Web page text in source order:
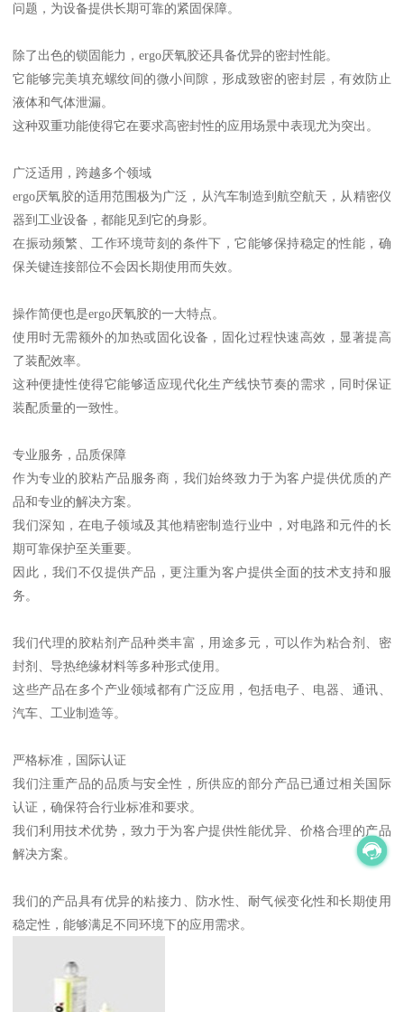
问题，为设备提供长期可靠的紧固保障。
除了出色的锁固能力，ergo厌氧胶还具备优异的密封性能。
它能够完美填充螺纹间的微小间隙，形成致密的密封层，有效防止
液体和气体泄漏。
这种双重功能使得它在要求高密封性的应用场景中表现尤为突出。
广泛适用，跨越多个领域
ergo厌氧胶的适用范围极为广泛，从汽车制造到航空航天，从精密仪
器到工业设备，都能见到它的身影。
在振动频繁、工作环境苛刻的条件下，它能够保持稳定的性能，确
保关键连接部位不会因长期使用而失效。
操作简便也是ergo厌氧胶的一大特点。
使用时无需额外的加热或固化设备，固化过程快速高效，显著提高
了装配效率。
这种便捷性使得它能够适应现代化生产线快节奏的需求，同时保证
装配质量的一致性。
专业服务，品质保障
作为专业的胶粘产品服务商，我们始终致力于为客户提供优质的产
品和专业的解决方案。
我们深知，在电子领域及其他精密制造行业中，对电路和元件的长
期可靠保护至关重要。
因此，我们不仅提供产品，更注重为客户提供全面的技术支持和服
务。
我们代理的胶粘剂产品种类丰富，用途多元，可以作为粘合剂、密
封剂、导热绝缘材料等多种形式使用。
这些产品在多个产业领域都有广泛应用，包括电子、电器、通讯、
汽车、工业制造等。
严格标准，国际认证
我们注重产品的品质与安全性，所供应的部分产品已通过相关国际
认证，确保符合行业标准和要求。
我们利用技术优势，致力于为客户提供性能优异、价格合理的产品
解决方案。
我们的产品具有优异的粘接力、防水性、耐气候变化性和长期使用
稳定性，能够满足不同环境下的应用需求。